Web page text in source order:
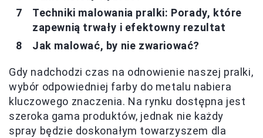
Techniki malowania pralki: Porady, które
zapewnią trwały i efektowny rezultat
Jak malować, by nie zwariować?
Gdy nadchodzi czas na odnowienie naszej pralki,
wybór odpowiedniej farby do metalu nabiera
kluczowego znaczenia. Na rynku dostępna jest
szeroka gama produktów, jednak nie każdy
spray będzie doskonałym towarzyszem dla